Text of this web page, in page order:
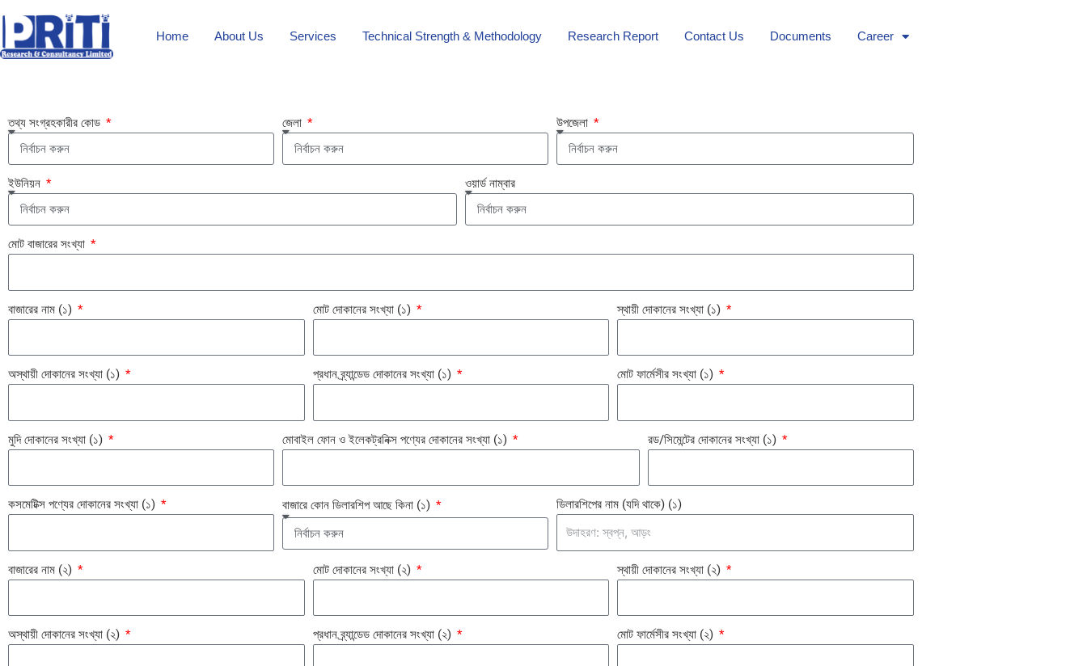
to
content
Home About Us Services Technical Strength & Methodology Research Report Contact Us Documents Career
তথ্য সংগ্রহকারীর কোড জেলা উপজেলা
ইউনিয়ন ওয়ার্ড নাম্বার
মোট বাজারের সংখ্যা
বাজারের নাম (১) মোট দোকানের সংখ্যা (১) স্থায়ী দোকানের সংখ্যা (১)
অস্থায়ী দোকানের সংখ্যা (১) প্রধান ব্র্যান্ডেড দোকানের সংখ্যা (১) মোট ফার্মেসীর সংখ্যা (১)
মুদি দোকানের সংখ্যা (১) মোবাইল ফোন ও ইলেকট্রনিক্স পণ্যের দোকানের সংখ্যা (১) রড/সিমেন্টের দোকানের সংখ্যা (১)
কসমেটিক্স পণ্যের দোকানের সংখ্যা (১) বাজারে কোন ডিলারশিপ আছে কিনা (১) ডিলারশিপের নাম (যদি থাকে) (১)
বাজারের নাম (২) মোট দোকানের সংখ্যা (২) স্থায়ী দোকানের সংখ্যা (২)
অস্থায়ী দোকানের সংখ্যা (২) প্রধান ব্র্যান্ডেড দোকানের সংখ্যা (২) মোট ফার্মেসীর সংখ্যা (২)